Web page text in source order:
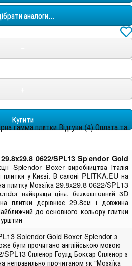
аналоги...
гамма плиткиВідгуки (4)Оплата та
29.8x29.8 0622/SPL13 Splendor Gold
Splendor Boxer виробництва Італія
плитки у Києві. В салоні PLITKA.EU на
плитку Мозаїка 29.8x29.8 0622/SPL13
найкраща ціна, безкоштовний 3D
плитки дорівнює 29.8см і довжина
до основного кольору плитки
Splendor Gold Boxer Splendor з
бути прочитано англійською мовою
Спленор Гоулд Боксар Спленор з
неправильно прочитаном як "Мозаїка